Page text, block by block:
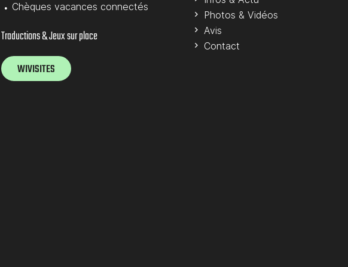
Chèques vacances connectés
Traductions & Jeux sur place
WIVISITES
Photos & Vidéos
Avis
Contact